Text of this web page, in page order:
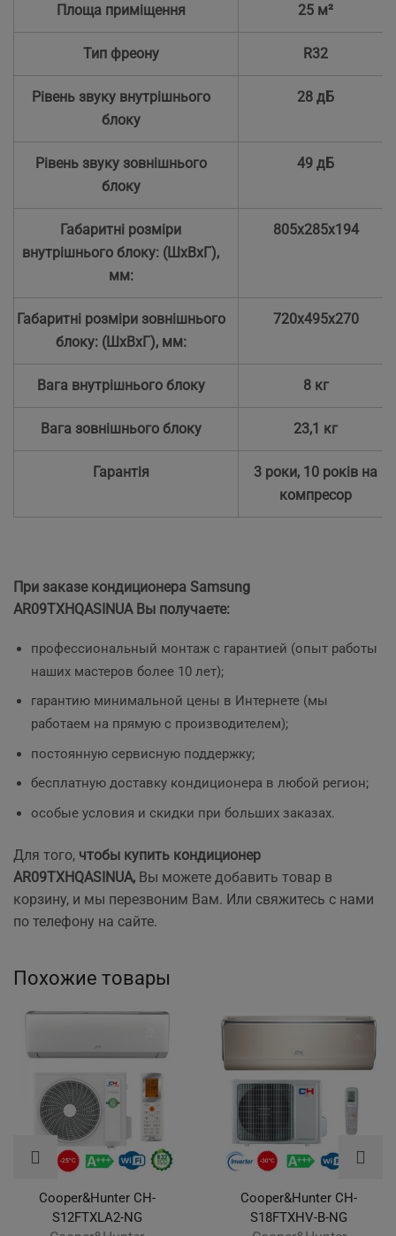
Площа приміщення 25 м²
Тип фреону R32
Рівень звуку внутрішнього
блоку
28 дБ
Рівень звуку зовнішнього
блоку
49 дБ
Габаритні розміри
внутрішнього блоку: (ШхВхГ),
мм:
805х285х194
Габаритні розміри зовнішнього
блоку: (ШхВхГ), мм:
720x495x270
Вага внутрішнього блоку 8 кг
Вага зовнішнього блоку 23,1 кг
Гарантія
3 роки, 10 років на
компресор
При заказе кондиционера Samsung
AR09TXHQASINUAВы получаете:
профессиональный монтаж с гарантией (опыт работы
наших мастеров более 10 лет);
гарантию минимальной цены в Интернете (мы
работаем на прямую с производителем);
постоянную сервисную поддержку;
бесплатную доставку кондиционера в любой регион;
особые условия и скидки при больших заказах.
Для того, чтобы купить кондиционер
AR09TXHQASINUA, Вы можете добавить товар в
корзину, и мы перезвоним Вам. Или свяжитесь с нами
по телефону на сайте.
Похожие товары
Cooper&Hunter CH-
S12FTXLA2-NG
Cooper&Hunter CH-
S18FTXHV-B-NG